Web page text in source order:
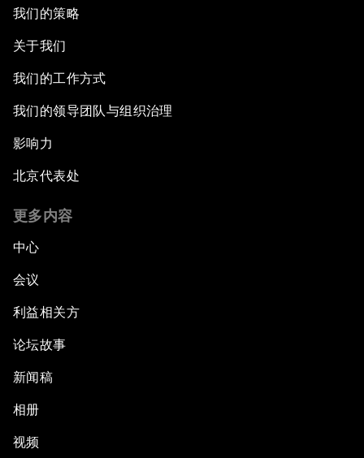
我们的策略
关于我们
我们的工作方式
我们的领导团队与组织治理
影响力
北京代表处
更多内容
中心
会议
利益相关方
论坛故事
新闻稿
相册
视频